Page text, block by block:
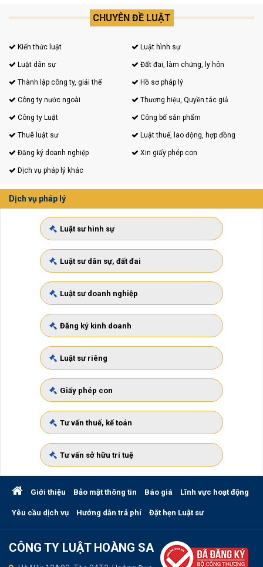
CHUYÊN ĐỀ LUẬT
Kiến thức luật Luật hình sự
Luật dân sự Đất đai, làm chứng, ly hôn
Thành lập công ty, giải thể Hồ sơ pháp lý
Công ty nước ngoài Thương hiệu, Quyền tác giả
Công ty Luật Công bố sản phẩm
Thuê luật sư Luật thuế, lao động, hợp đồng
Đăng ký doanh nghiệp Xin giấy phép con
Dịch vụ pháp lý khác
Dịch vụ pháp lý
Luật sư hình sự
Luật sư dân sự, đất đai
Luật sư doanh nghiệp
Đăng ký kinh doanh
Luật sư riêng
Giấy phép con
Tư vấn thuế, kế toán
Tư vấn sở hữu trí tuệ
Giới thiệu Bảo mật thông tin Báo giá Lĩnh vực hoạt động
Yêu cầu dịch vụ Hướng dẫn trả phí Đặt hẹn Luật sư
CÔNG TY LUẬT HOÀNG SA